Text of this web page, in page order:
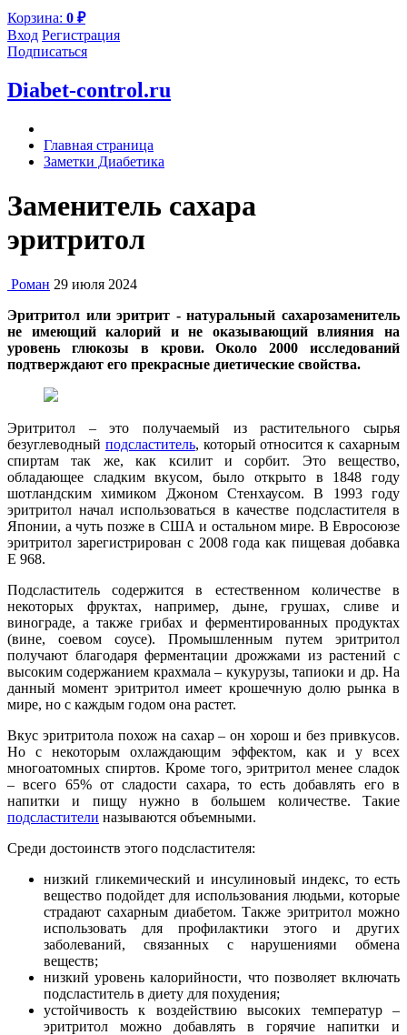
Корзина: 0 ₽
Вход Регистрация
Подписаться
Diabet-control.ru
Главная страница
Заметки Диабетика
Заменитель сахара
эритритол
Роман 29 июля 2024
Эритритол или эритрит - натуральный сахарозаменитель
не имеющий калорий и не оказывающий влияния на
уровень глюкозы в крови.Около 2000 исследований
подтверждают его прекрасные диетические свойства.
Эритритол – это получаемый из растительного сырья
безуглеводный подсластитель, который относится к сахарным
спиртам так же, как ксилит и сорбит. Это вещество,
обладающее сладким вкусом, было открыто в 1848 году
шотландским химиком Джоном Стенхаусом. В 1993 году
эритритол начал использоваться в качестве подсластителя в
Японии, а чуть позже в США и остальном мире. В Евросоюзе
эритритол зарегистрирован с 2008 года как пищевая добавка
Е 968.
Подсластитель содержится в естественном количестве в
некоторых фруктах, например, дыне, грушах, сливе и
винограде, а также грибах и ферментированных продуктах
(вине, соевом соусе). Промышленным путем эритритол
получают благодаря ферментации дрожжами из растений с
высоким содержанием крахмала – кукурузы, тапиоки и др. На
данный момент эритритол имеет крошечную долю рынка в
мире, но с каждым годом она растет.
Вкус эритритола похож на сахар – он хорош и без привкусов.
Но с некоторым охлаждающим эффектом, как и у всех
многоатомных спиртов. Кроме того, эритритол менее сладок
– всего 65% от сладости сахара, то есть добавлять его в
напитки и пищу нужно в большем количестве. Такие
подсластители называются объемными.
Среди достоинств этого подсластителя:
низкий гликемический и инсулиновый индекс, то есть
вещество подойдет для использования людьми, которые
страдают сахарным диабетом. Также эритритол можно
использовать для профилактики этого и других
заболеваний, связанных с нарушениями обмена
веществ;
низкий уровень калорийности, что позволяет включать
подсластитель в диету для похудения;
устойчивость к воздействию высоких температур –
эритритол можно добавлять в горячие напитки и